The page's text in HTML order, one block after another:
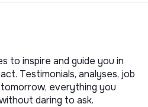
to inspire and guide you in
Testimonials, analyses, job
everything you
daring to ask.